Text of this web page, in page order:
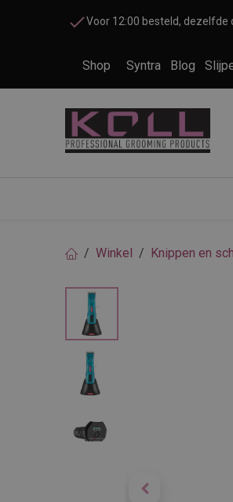
Voor 12:00 besteld, dezelfde
Shop Syntra Blog
Winkel Knippen en